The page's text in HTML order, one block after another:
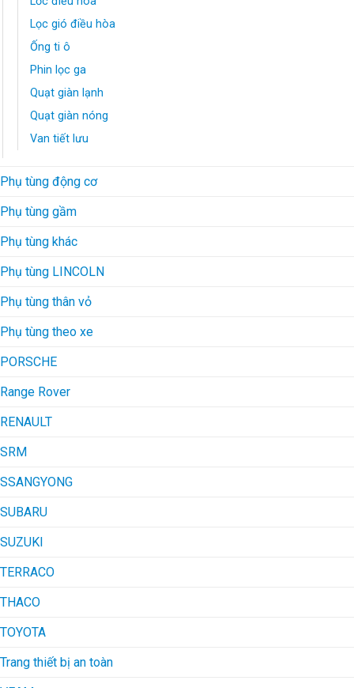
Lọc gió điều hòa
Ống ti ô
Phin lọc ga
Quạt giàn lạnh
Quạt giàn nóng
Van tiết lưu
Phụ tùng động cơ
Phụ tùng gầm
Phụ tùng khác
Phụ tùng LINCOLN
Phụ tùng thân vỏ
Phụ tùng theo xe
PORSCHE
Range Rover
RENAULT
SRM
SSANGYONG
SUBARU
SUZUKI
TERRACO
THACO
TOYOTA
Trang thiết bị an toàn